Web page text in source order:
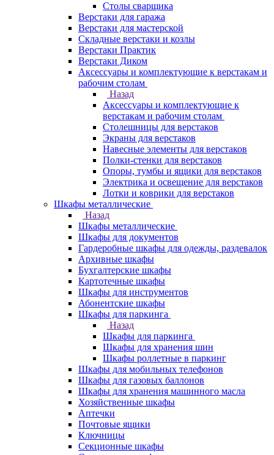
Столы сварщика
Верстаки для гаража
Верстаки для мастерской
Складные верстаки и козлы
Верстаки Практик
Верстаки Диком
Аксессуары и комплектующие к верстакам и
рабочим столам
Назад
Аксессуары и комплектующие к
верстакам и рабочим столам
Столешницы для верстаков
Экраны для верстаков
Навесные элементы для верстаков
Полки-стенки для верстаков
Опоры, тумбы и ящики для верстаков
Электрика и освещение для верстаков
Лотки и коврики для верстаков
Шкафы металлические
Назад
Шкафы металлические
Шкафы для документов
Гардеробные шкафы для одежды, раздевалок
Архивные шкафы
Бухгалтерские шкафы
Картотечные шкафы
Шкафы для инструментов
Абонентские шкафы
Шкафы для паркинга
Назад
Шкафы для паркинга
Шкафы для хранения шин
Шкафы роллетные в паркинг
Шкафы для мобильных телефонов
Шкафы для газовых баллонов
Шкафы для хранения машинного масла
Хозяйственные шкафы
Аптечки
Почтовые ящики
Ключницы
Секционные шкафы